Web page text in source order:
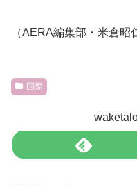
（AERA編集部・米倉昭
国際